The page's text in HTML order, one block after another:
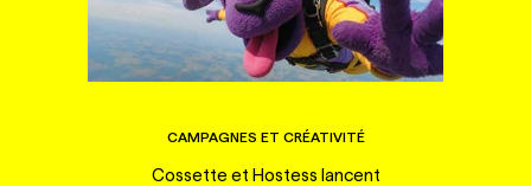
CAMPAGNES ET CRÉATIVITÉ
Cossette et Hostess lancent